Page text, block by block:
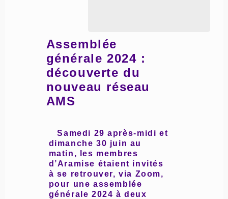
Assemblée
générale 2024 :
découverte du
nouveau réseau
AMS
Samedi 29 après-midi et
dimanche 30 juin au
matin, les membres
d’Aramise étaient invités
à se retrouver, via Zoom,
pour une assemblée
générale 2024 à deux